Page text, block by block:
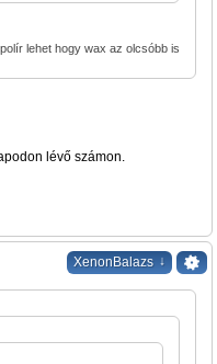
lehet hogy wax az olcsóbb is
lévő számon.
XenonBalazs ↓